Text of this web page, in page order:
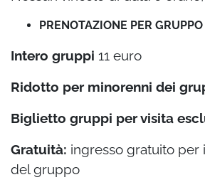
PRENOTAZIONE PER
Intero gruppi 11 euro
Ridotto per minorenni dei
Biglietto gruppi per visita
Gratuità: ingresso gratuito per
del gruppo